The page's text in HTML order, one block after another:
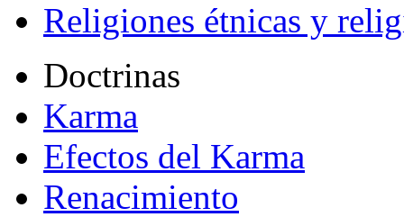
Religiones étnicas y
Doctrinas
Karma
Efectos del Karma
Renacimiento